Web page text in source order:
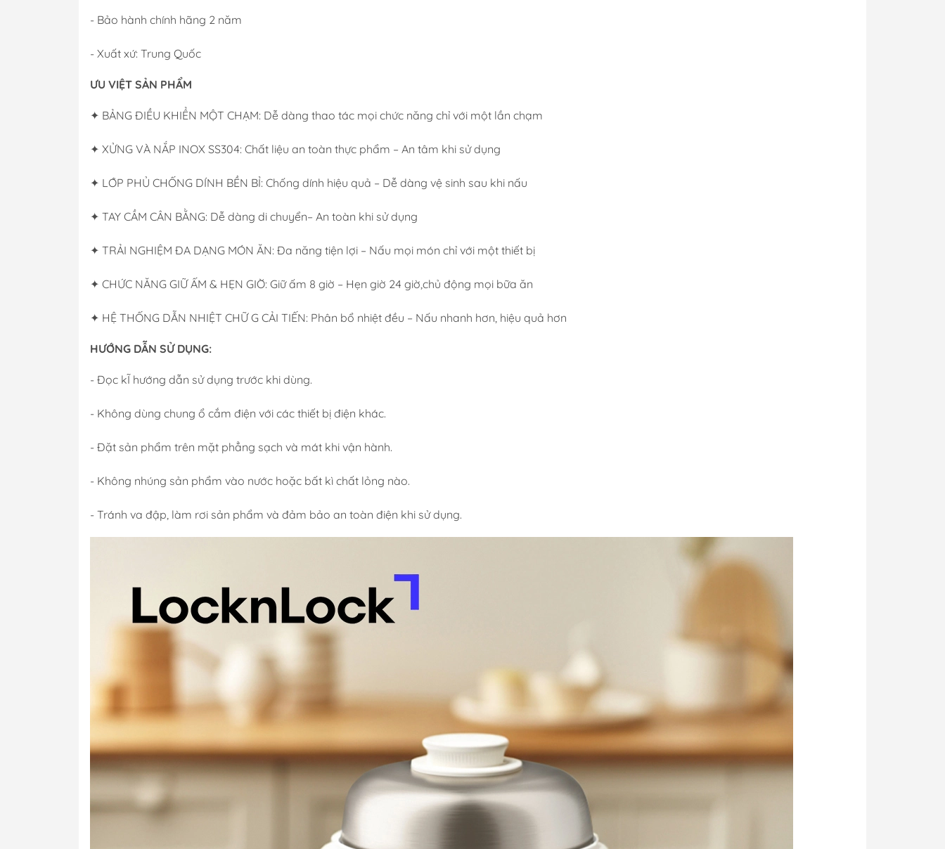
- Bảo hành chính hãng 2 năm
- Xuất xứ: Trung Quốc
ƯU VIỆT SẢN PHẨM
✦ BẢNG ĐIỀU KHIỂN MỘT CHẠM: Dễ dàng thao tác mọi chức năng chỉ với một lần chạm
✦ XỬNG VÀ NẮP INOX SS304: Chất liệu an toàn thực phẩm – An tâm khi sử dụng
✦ LỚP PHỦ CHỐNG DÍNH BỀN BỈ: Chống dính hiệu quả – Dễ dàng vệ sinh sau khi nấu
✦ TAY CẦM CÂN BẰNG: Dễ dàng di chuyển– An toàn khi sử dụng
✦ TRẢI NGHIỆM ĐA DẠNG MÓN ĂN: Đa năng tiện lợi – Nấu mọi món chỉ với một thiết bị
✦ CHỨC NĂNG GIỮ ẤM & HẸN GIỜ: Giữ ấm 8 giờ – Hẹn giờ 24 giờ,chủ động mọi bữa ăn
✦ HỆ THỐNG DẪN NHIỆT CHỮ G CẢI TIẾN: Phân bổ nhiệt đều – Nấu nhanh hơn, hiệu quả hơn
HƯỚNG DẪN SỬ DỤNG:
- Đọc kĨ hướng dẫn sử dụng trước khi dùng.
- Không dùng chung ổ cắm điện với các thiết bị điện khác.
- Đặt sản phẩm trên mặt phẳng sạch và mát khi vận hành.
- Không nhúng sản phẩm vào nước hoặc bất kì chất lỏng nào.
- Tránh va đập, làm rơi sản phẩm và đảm bảo an toàn điện khi sử dụng.